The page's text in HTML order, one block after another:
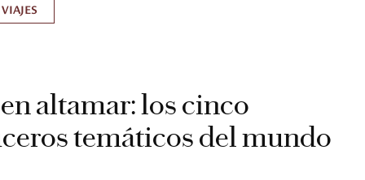
VIAJES
altamar: los cinco
temáticos del mundo